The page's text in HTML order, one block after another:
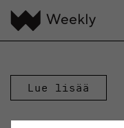
Lue lisää